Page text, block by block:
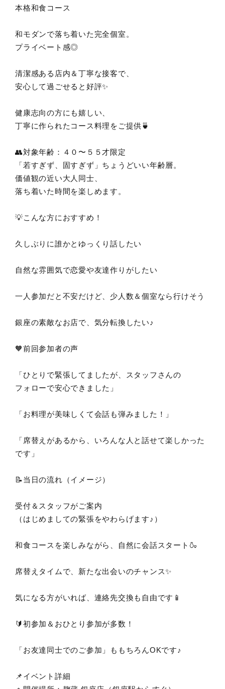
本格和食コース
和モダンで落ち着いた完全個室。
プライベート感◎
清潔感ある店内＆丁寧な接客で、
安心して過ごせると好評✨
健康志向の方にも嬉しい、
丁寧に作られたコース料理をご提供🍵
👥対象年齢：４０〜５５才限定
「若すぎず、固すぎず」ちょうどいい年齢層。
価値観の近い大人同士、
落ち着いた時間を楽しめます。
💡こんな方におすすめ！
久しぶりに誰かとゆっくり話したい
自然な雰囲気で恋愛や友達作りがしたい
一人参加だと不安だけど、少人数＆個室なら行けそう
銀座の素敵なお店で、気分転換したい♪
🧡前回参加者の声
「ひとりで緊張してましたが、スタッフさんの
フォローで安心できました」
「お料理が美味しくて会話も弾みました！」
「席替えがあるから、いろんな人と話せて楽しかった
です」
📝当日の流れ（イメージ）
受付＆スタッフがご案内
（はじめましての緊張をやわらげます♪）
和食コースを楽しみながら、自然に会話スタート🍶
席替えタイムで、新たな出会いのチャンス✨
気になる方がいれば、連絡先交換も自由です📱
🔰初参加＆おひとり参加が多数！
「お友達同士でのご参加」ももちろんOKです♪
📌イベント詳細